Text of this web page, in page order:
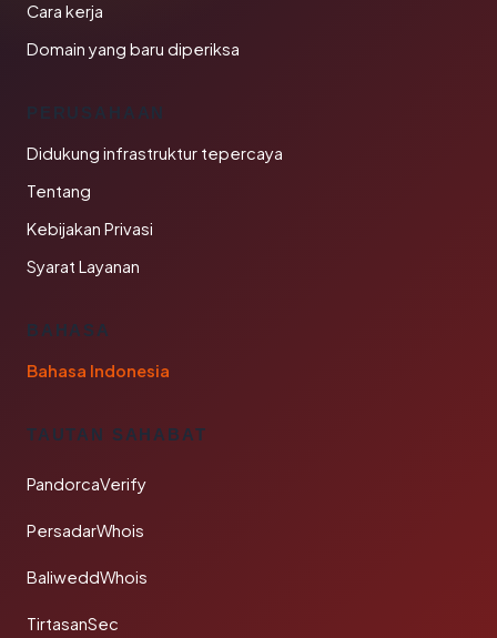
Cara kerja
Domain yang baru diperiksa
PERUSAHAAN
Didukung infrastruktur tepercaya
Tentang
Kebijakan Privasi
Syarat Layanan
BAHASA
Bahasa Indonesia
TAUTAN SAHABAT
PandorcaVerify
PersadarWhois
BaliweddWhois
TirtasanSec